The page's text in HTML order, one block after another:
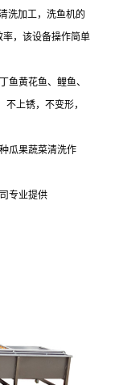
洗加工，洗鱼机的
，该设备操作简单
鱼黄花鱼、鲤鱼、
上锈，不变形，
瓜果蔬菜清洗作
专业提供